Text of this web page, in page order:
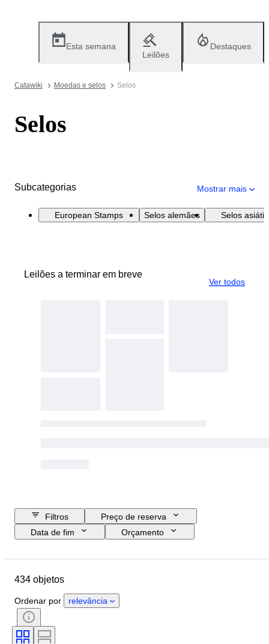
Esta semana
Leilões
Destaques
Catawiki Moedas e selos Selos
Selos
Subcategorias Mostrar mais
European Stamps Selos alemães Selos
Leilões a terminar em breve
Ver todos
Filtros
Preço de reserva
Data de fim
Orçamento
Tema
434 objetos
Ordenar por relevância